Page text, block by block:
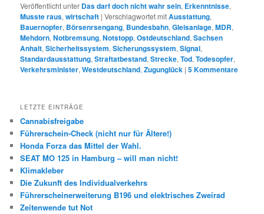
Veröffentlicht unter Das darf doch nicht wahr sein, Erkenntnisse,
Musste raus,wirtschaft |Verschlagwortet mitAusstattung,
Bauernopfer, Börsenrsengang, Bundesbahn,Gleisanlage,MDR,
Mehdorn,Notbremsung,Notstopp,Ostdeutschland,Sachsen
Anhalt,Sicherheitssystem,Sicherungssystem,Signal,
Standardausstattung,Straftatbestand,Strecke,Tod,Todesopfer,
Verkehrsminister,Westdeutschland,Zugunglück |5Kommentare
LETZTE EINTRÄGE
Cannabisfreigabe
Führerschein-Check (nicht nur für Ältere!)
Honda Forza das Mittel der Wahl.
SEAT MO 125 in Hamburg – will man nicht!
Klimakleber
Die Zukunft des Individualverkehrs
Führerscheinerweiterung B196 und elektrisches Zweirad
Zeitenwende tut Not